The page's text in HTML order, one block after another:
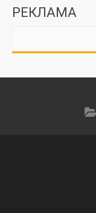
РЕКЛАМА